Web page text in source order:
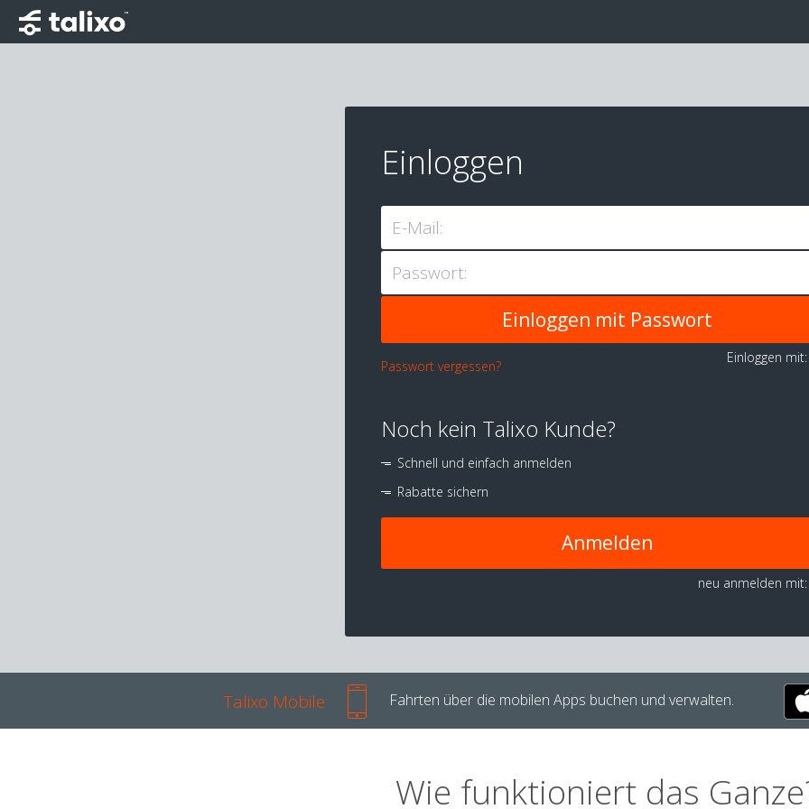
Einloggen
E-Mail:
Passwort:
Passwort vergessen?
Einloggen
Noch kein Talixo Kunde?
Schnell und einfach anmelden
Rabatte sichern
Anmelden
neu anmelden mit:
Talixo Mobile Fahrten über die mobilen Apps buchen und verwalten.
Wie funktioniert das